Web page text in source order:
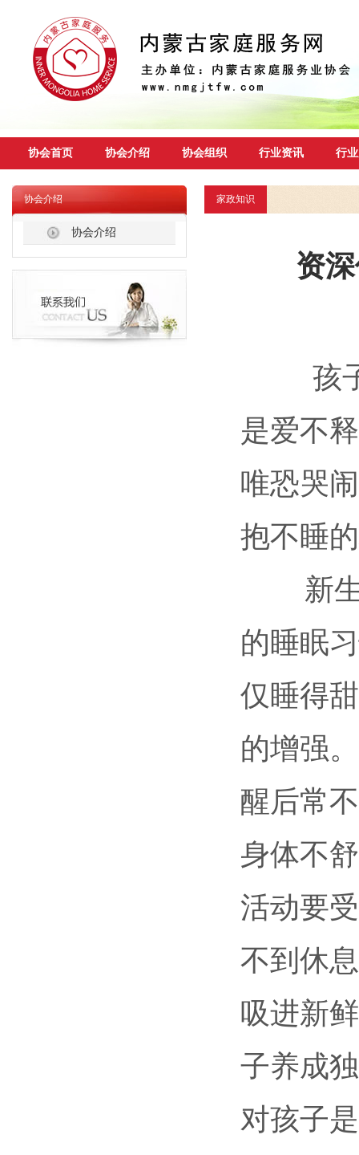
协会首页 协会介绍 协会组织 行业资讯 行
协会介绍
协会介绍
家政知识
资
孩子
是爱不
唯恐哭
抱不睡
新生
的睡眠
仅睡得
的增强
醒后常
身体不
活动要
不到休
吸进新
子养成
对孩子